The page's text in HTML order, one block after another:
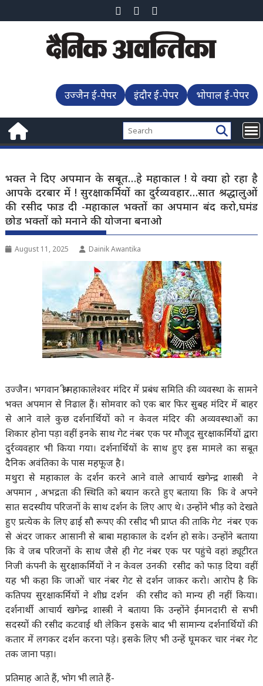
to
उज्जैन ई-पेपर इंदौर ई-पेपर भोपाल ई-पेपर
भक्त ने दिए अपमान के सबूत…हे महाकाल ! ये क्या हो रहा है
आपके दरबार में ! सुरक्षाकर्मियों का दुर्रव्यवहार…सात श्रद्धालुओं
की रसीद फाड दी -महाकाल भक्तों का अपमान बंद करो,घमंड
छोड भक्तों को मनाने की योजना बनाओ
August 11, 2025 Dainik Awantika
उज्जैन। भगवान श्री महाकालेश्वर मंदिर में प्रबंध समिति की व्यवस्था के सामने
भक्त अपमान से निढाल हैं। सोमवार को एक बार फिर सुबह मंदिर में बाहर
से आने वाले कुछ दर्शनार्थियों को न केवल मंदिर की अव्यवस्थाओं का
शिकार होना पड़ा वहीं इनके साथ गेट नंबर एक पर मौजूद सुरक्षाकर्मियों द्वारा
दुर्रव्यवहार भी किया गया। दर्शनार्थियों के साथ हुए इस मामले का सबूत
दैनिक अवंतिका के पास महफूज है।
मथुरा से महाकाल के दर्शन करने आने वाले आचार्य खगेन्द्र शास्त्री ने
अपमान , अभद्रता की स्थिति को बयान करते हुए बताया कि कि वे अपने
सात सदस्यीय परिजनों के साथ दर्शन के लिए आए थे। उन्होंने भीड़ को देखते
हुए प्रत्येक के लिए ढाई सौ रूपए की रसीद भी प्राप्त की ताकि गेट नंबर एक
से अंदर जाकर आसानी से बाबा महाकाल के दर्शन हो सके। उन्होंने बताया
कि वे जब परिजनों के साथ जैसे ही गेट नंबर एक पर पहुंचे वहां ड्यूटीरत
निजी कंपनी के सुरक्षाकर्मियों ने न केवल उनकी रसीद को फाड़ दिया वहीं
यह भी कहा कि जाओं चार नंबर गेट से दर्शन जाकर करो। आरोप है कि
कतिपय सुरक्षाकर्मियों ने शीघ्र दर्शन की रसीद को मान्य ही नहीं किया।
दर्शनार्थी आचार्य खगेन्द्र शास्त्री ने बताया कि उन्होंने ईमानदारी से सभी
सदस्यों की रसीद कटवाई थी लेकिन इसके बाद भी सामान्य दर्शनार्थियों की
कतार में लगकर दर्शन करना पड़े। इसके लिए भी उन्हें घूमकर चार नंबर गेट
तक जाना पड़ा।
प्रतिमाह आते हैं, भोग भी लाते हैं-